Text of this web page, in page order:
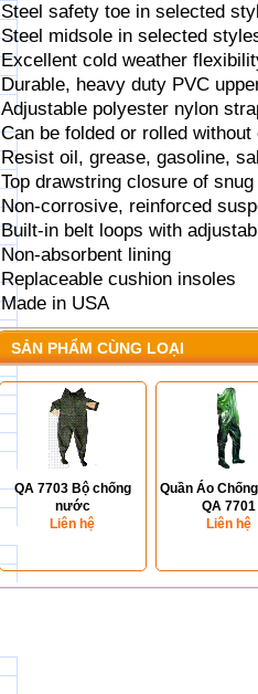
Steel safety toe in selected
Steel midsole in selected
Excellent cold weather
Durable, heavy duty PVC
Adjustable polyester nylon
Can be folded or rolled
Resist oil, grease, gasoline,
Top drawstring closure of
Non-corrosive, reinforced
Built-in belt loops with
Non-absorbent lining
Replaceable cushion insoles
Made in USA
SẢN PHẨM CÙNG LOẠI
QA 7703 Bộ chống
nước
Liên hệ
Quần Áo
QA 7701
Liên hệ